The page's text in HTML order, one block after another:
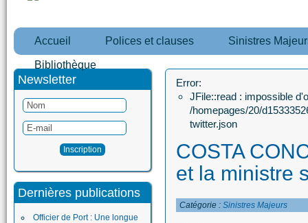
Accueil Polices et clauses Sinistres
Bibliothèque
Newsletter
Dernières publications
Officier de Port : Une longue
Error:
JFile::read : impossible
/homepages/20/
twitter.json
COSTA
et la ministre
Catégorie : Sinistres Majeurs